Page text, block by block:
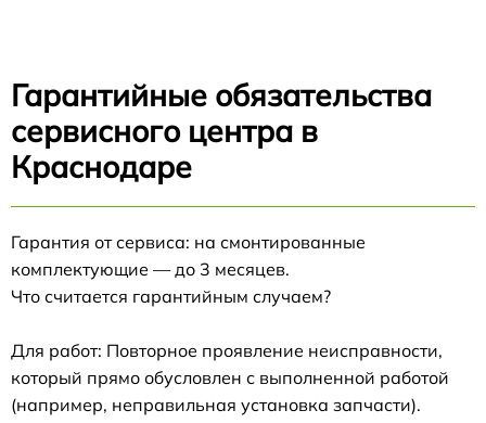
Гарантийные обязательства
сервисного центра в
Краснодаре
Гарантия от сервиса: на смонтированные
комплектующие — до 3 месяцев.
Что считается гарантийным случаем?
Для работ: Повторное проявление неисправности,
который прямо обусловлен с выполненной работой
(например, неправильная установка запчасти).